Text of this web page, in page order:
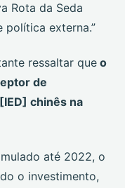
Rota da Seda
política externa.”
ressaltar que o
de
chinês na
até 2022, o
o investimento,